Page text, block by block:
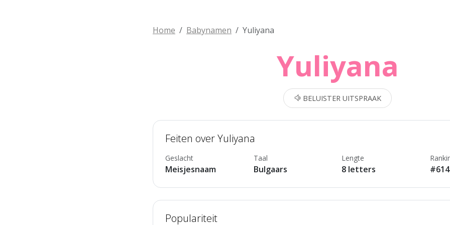
Home Babynamen Yuliyana
Yuliyana
BELUISTER UITSPRAAK
Feiten over Yuliyana
Geslacht
Meisjesnaam
Taal
Bulgaars
Lengte
8 letters
Populariteit